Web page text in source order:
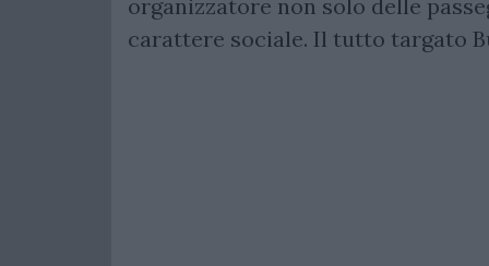
organizzatore non solo delle
carattere sociale. Il tutto targato